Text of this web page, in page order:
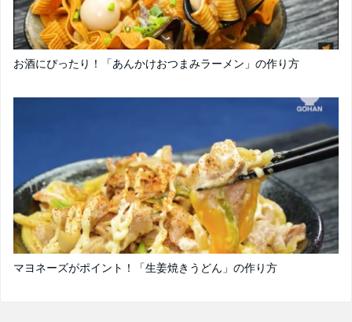
お酒にぴったり！「あんかけおつまみラーメン」の作り方
マヨネーズがポイント！「生姜焼きうどん」の作り方